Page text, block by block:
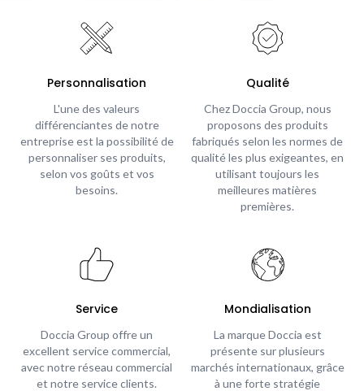
Personnalisation
L'une des valeurs
différenciantes de notre
entreprise est la possibilité de
personnaliser ses produits,
selon vos goûts et vos
besoins.
Qualité
Chez Doccia Group, nous
proposons des produits
fabriqués selon les normes de
qualité les plus exigeantes, en
utilisant toujours les
meilleures matières
premières.
Service
Doccia Group offre un
excellent service commercial,
avec notre réseau commercial
et notre service clients.
Mondialisation
La marque Doccia est
présente sur plusieurs
marchés internationaux, grâce
à une forte stratégie